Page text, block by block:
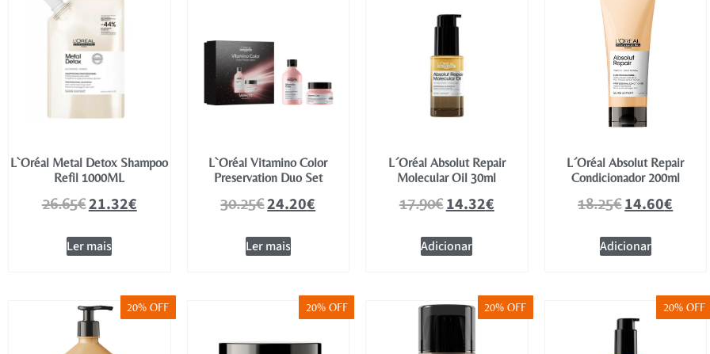
L`Oréal Metal Detox Shampoo
Refil 1000ML
26.65€21.32€
Ler mais
L`Oréal Vitamino Color
Preservation Duo Set
30.25€24.20€
Ler mais
L´Oréal Absolut Repair
Molecular Oil 30ml
17.90€14.32€
Adicionar
L´Oréal Absolut Repair
Condicionador 200ml
18.25€14.60€
Adicionar
20% OFF 20% OFF 20% OFF 20% OFF